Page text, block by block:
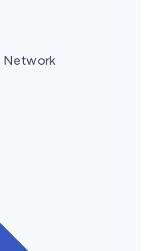
Network